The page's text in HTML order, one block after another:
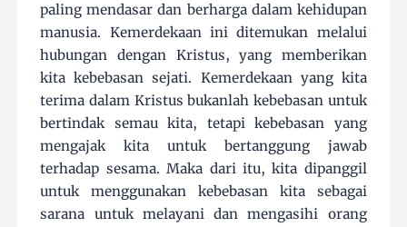
paling mendasar dan berharga dalam kehidupan
manusia. Kemerdekaan ini ditemukan melalui
hubungan dengan Kristus, yang memberikan
kita kebebasan sejati. Kemerdekaan yang kita
terima dalam Kristus bukanlah kebebasan untuk
bertindak semau kita, tetapi kebebasan yang
mengajak kita untuk bertanggung jawab
terhadap sesama. Maka dari itu, kita dipanggil
untuk menggunakan kebebasan kita sebagai
sarana untuk melayani dan mengasihi orang